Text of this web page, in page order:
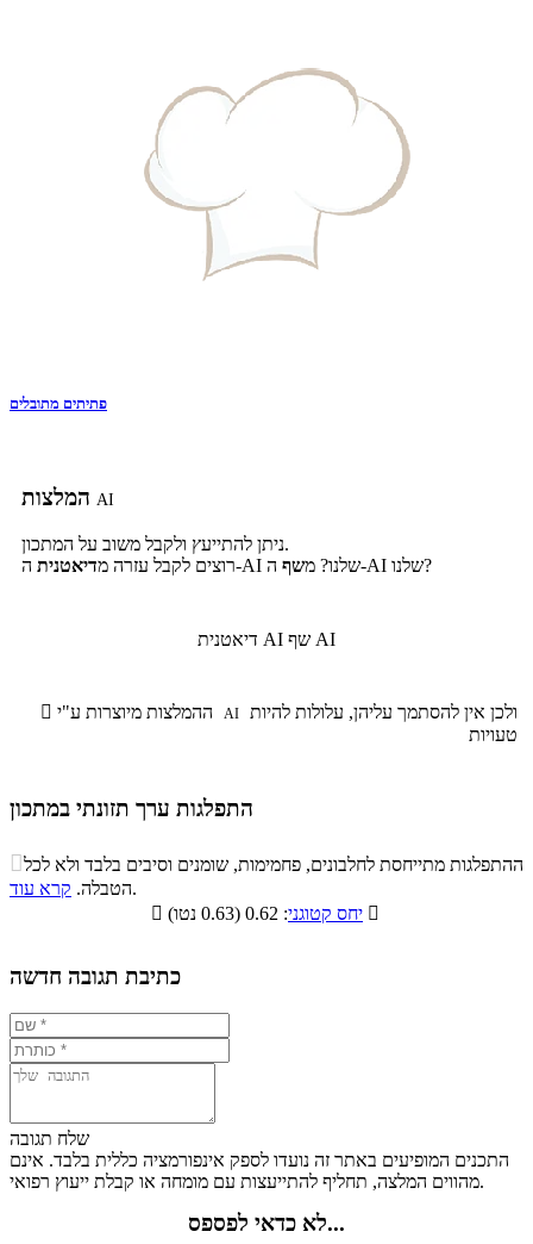
פתיתים מתובלים
AI
ניתן להתייעץ ולקבל משוב על המתכון.
רוצים לקבל עזרה מדיאטנית ה-AI שלנו? משף ה-AI שלנו?
דיאטנית AI שף AI
 AI
טעויות
התפלגות ערך תזונתי במתכון
התפלגות ערך תזונתי במתכון
סיבים
תזונתיים
שומנים חלבונים
8.3%
ההתפלגות מתייחסת לחלבונים, פחמימות, שומנים וסיבים בלבד ולא לכל
הטבלה. קרא עוד
.

יחס קטוגני 
כתיבת תגובה חדשה
שלח תגובה
התכנים המופיעים באתר זה נועדו לספק אינפורמציה כללית בלבד. אינם
מהווים המלצה, תחליף להתייעצות עם מומחה או קבלת ייעוץ רפואי.
לא כדאי לפספס...